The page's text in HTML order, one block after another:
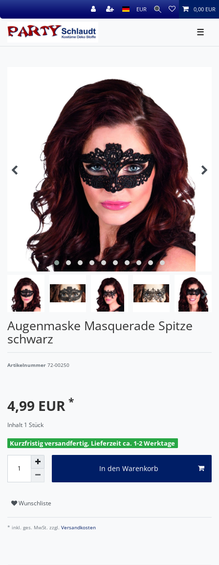
EUR 0,00 EUR
☰
Augenmaske Masquerade Spitze
schwarz
Artikelnummer 72-00250
4,99 EUR *
Inhalt 1 Stück
Kurzfristig versandfertig, Lieferzeit ca. 1-2 Werktage
In den Warenkorb
Wunschliste
* inkl. ges. MwSt. zzgl. Versandkosten